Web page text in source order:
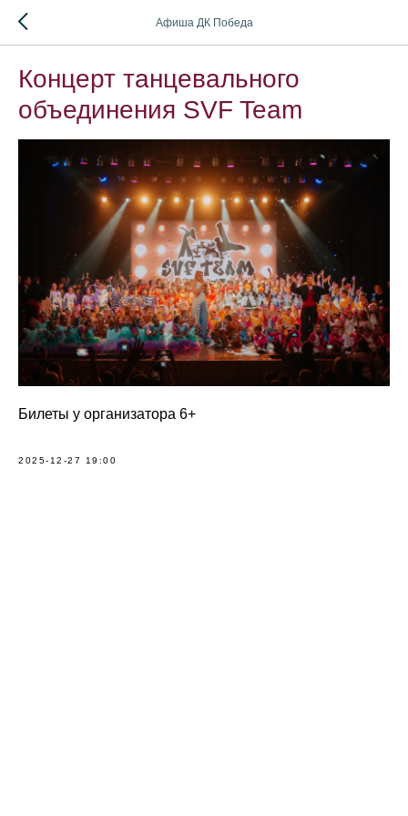
Афиша ДК Победа
Концерт танцевального
объединения SVF Team
Билеты у организатора 6+
2025-12-27 19:00